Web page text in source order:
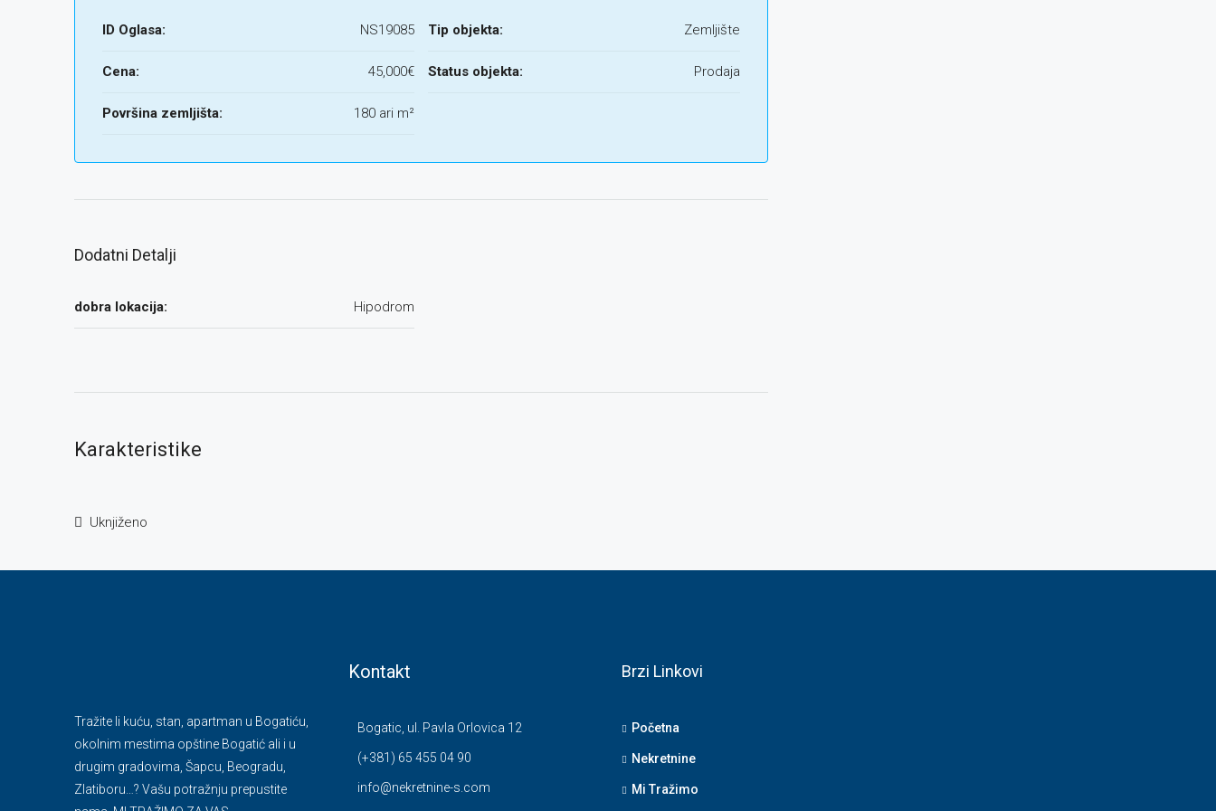
ID Oglasa: NS19085
Cena: 45,000€
Površina zemljišta: 180 ari m²
Tip objekta: Zemljište
Status objekta: Prodaja
Dodatni Detalji
dobra lokacija: Hipodrom
Karakteristike
Uknjiženo
Tražite li kuću, stan, apartman u Bogatiću,
okolnim mestima opštine Bogatić ali i u
drugim gradovima, Šapcu, Beogradu,
Zlatiboru…? Vašu potražnju prepustite
Kontakt
Bogatic, ul. Pavla Orlovica 12
(+381) 65 455 04 90
info@nekretnine-s.com
Brzi Linkovi
Početna
Nekretnine
Mi Tražimo